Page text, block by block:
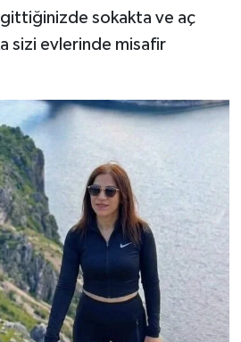
gittiğinizde sokakta ve aç
sizi evlerinde misafir